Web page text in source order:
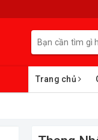
Trang chủ